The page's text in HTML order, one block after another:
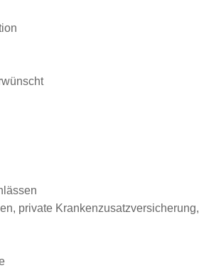
private Krankenzusatzversicherung,